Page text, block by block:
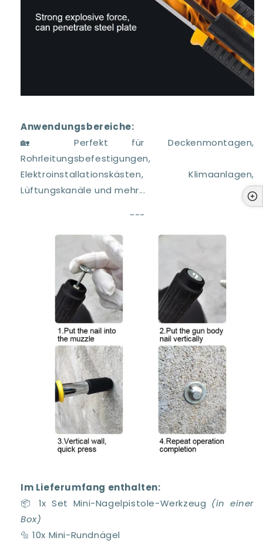
Anwendungsbereiche:
🏡 Perfekt für Deckenmontagen,
Rohrleitungsbefestigungen,
Elektroinstallationskästen, Klimaanlagen,
Lüftungskanäle und mehr...
---
Im Lieferumfang enthalten:
📦 1x Set Mini-Nagelpistole-Werkzeug (in einer
Box)
🔩 10x Mini-Rundnägel